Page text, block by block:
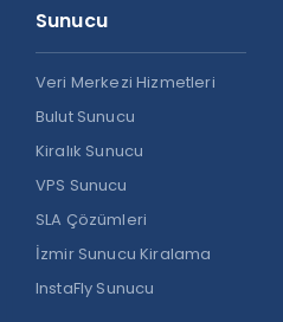
Sunucu
Veri Merkezi Hizmetleri
Bulut Sunucu
Kiralık Sunucu
VPS Sunucu
SLA Çözümleri
İzmir Sunucu Kiralama
InstaFly Sunucu